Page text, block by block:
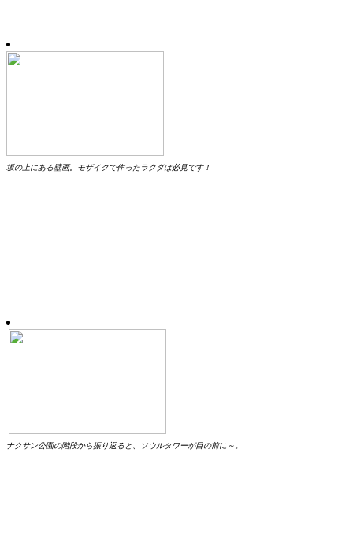
坂の上にある壁画。モザイクで作ったラクダは必見です！
ナクサン公園の階段から振り返ると、ソウルタワーが目の前に～。